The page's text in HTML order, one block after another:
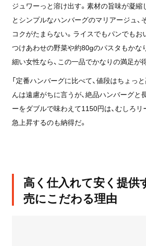
ジュワーっと溶け出す。素材の旨味が凝縮
とシンプルなハンバーグのマリアージュ、
コクがたまらない。ライスでもパンでもお
つけあわせの野菜や約80gのパスタもかな
細い女性なら、この一品でかなりの満足が
「定番ハンバーグに比べて、値段はちょっ
んは遠慮がちに言うが、絶品ハンバーグと
ーをダブルで味わえて1150円は、むしろリ
急上昇するのも納得だ。
高く仕入れて安く提供
売にこだわる理由